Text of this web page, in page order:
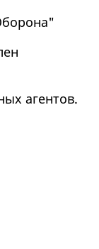
агентов.